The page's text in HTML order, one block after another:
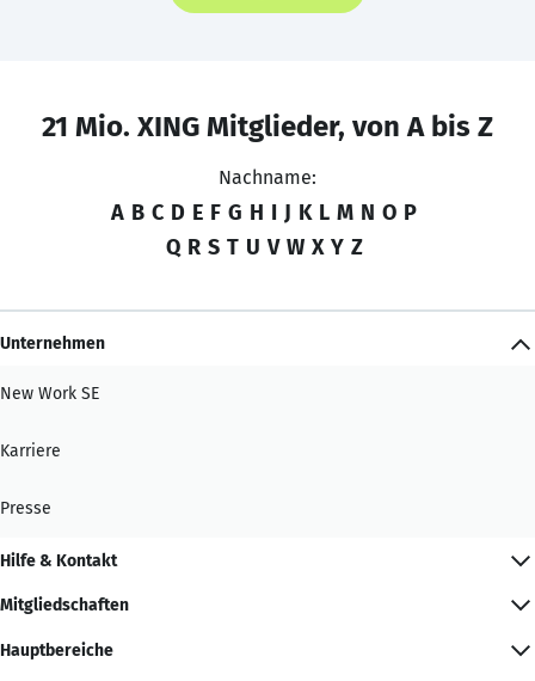
21 Mio. XING Mitglieder, von A bis Z
Nachname:
A B C D E F G H I J K L M N O P
Q R S T U V W X Y Z
Unternehmen
New Work SE
Karriere
Presse
Hilfe & Kontakt
Mitgliedschaften
Hauptbereiche